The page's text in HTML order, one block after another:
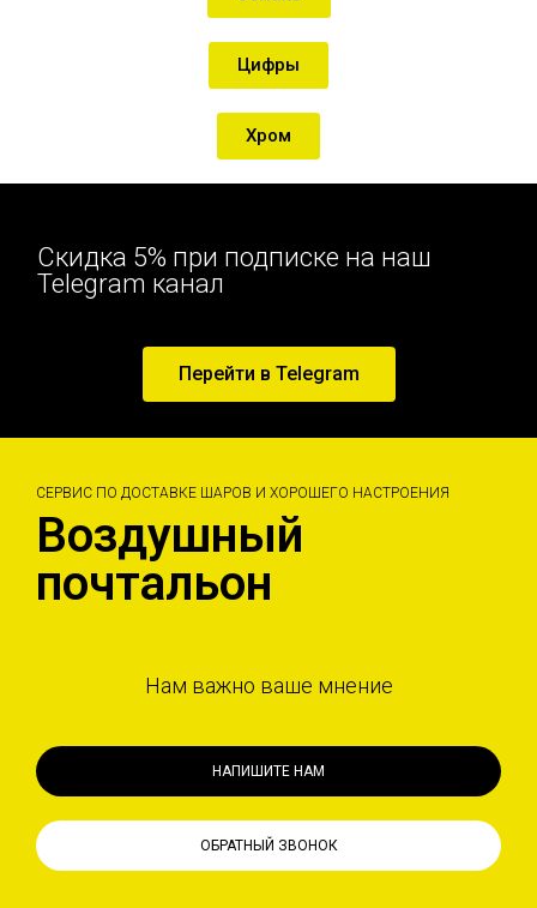
Цифры
Хром
Скидка 5% при подписке на наш
Telegram канал
Перейти в Telegram
СЕРВИС ПО ДОСТАВКЕ ШАРОВ И ХОРОШЕГО НАСТРОЕНИЯ
Воздушный
почтальон
Нам важно ваше мнение
НАПИШИТЕ НАМ
ОБРАТНЫЙ ЗВОНОК